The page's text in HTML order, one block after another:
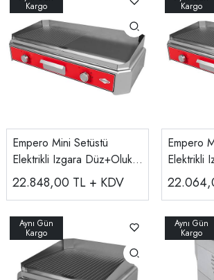
Empero Mini Setüstü
Elektrikli Izgara Düz+Oluklu
Pleyt, 790x425x190
EMP.SIE.022
22.848,00 TL + KDV
Empero
Elektrikli
Oluklu